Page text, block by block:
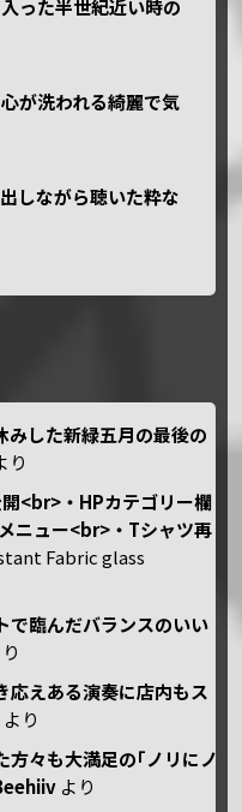
った半世紀近い時の
が洗われる綺麗で気
しながら聴いた粋な
みした新緑五月の最後の
り
<br>・HPカテゴリー欄
ニュー<br>・Tシャツ再
Fabric glass
で臨んだバランスのいい
応えある演奏に店内もス
より
方々も大満足の｢ノリにノ
より